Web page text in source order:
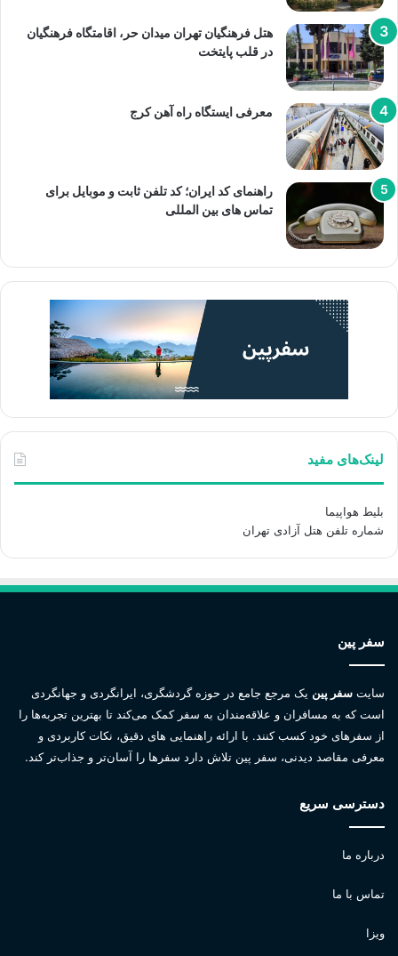
هتل فرهنگیان تهران میدان حر، اقامتگاه فرهنگیان
در قلب پایتخت
معرفی ایستگاه راه آهن کرج
راهنمای کد ایران؛ کد تلفن ثابت و موبایل برای
تماس های بین المللی
لینک‌های مفید
بلیط هواپیما
شماره تلفن هتل آزادی تهران
سفر پین
سایت سفر پین یک مرجع جامع در حوزه گردشگری، ایرانگردی و جهانگردی
است که به مسافران و علاقه‌مندان به سفر کمک می‌کند تا بهترین تجربه‌ها را
از سفرهای خود کسب کنند. با ارائه راهنمایی های دقیق، نکات کاربردی و
معرفی مقاصد دیدنی، سفر پین تلاش دارد سفرها را آسان‌تر و جذاب‌تر کند.
دسترسی سریع
درباره ما
تماس با ما
ویزا